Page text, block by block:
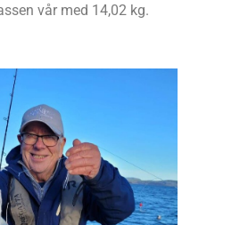
vår med 14,02 kg.